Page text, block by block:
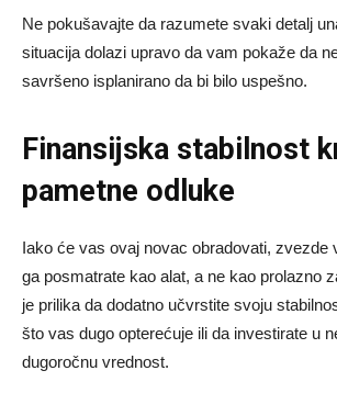
Ne pokušavajte da razumete svaki detalj
situacija dolazi upravo da vam pokaže da
savršeno isplanirano da bi bilo uspešno.
Finansijska stabilnost
pametne odluke
Iako će vas ovaj novac obradovati, zvezde
ga posmatrate kao alat, a ne kao prolazno
je prilika da dodatno učvrstite svoju
što vas dugo opterećuje ili da investirate u
dugoročnu vrednost.